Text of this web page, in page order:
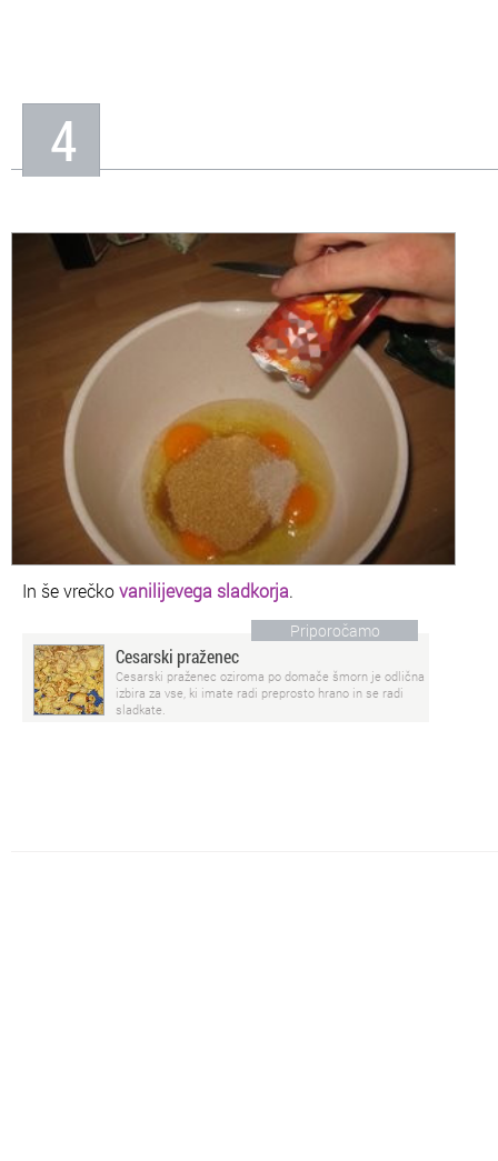
4
In še vrečkovanilijevega sladkorja.
Priporočamo
Cesarski praženec
Cesarski praženec oziroma po domače šmorn je odlična
izbira za vse, ki imate radi preprosto hrano in se radi
sladkate.